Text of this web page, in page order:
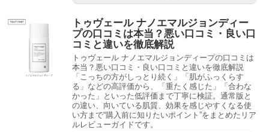
トゥヴェール ナノエマルジョンディー
プの口コミは本当？悪い口コミ・良い口
コミと違いを徹底解説
トゥヴェール ナノエマルジョンディープの口コミは
本当？悪い口コミ・良い口コミと違いを徹底解説
「こっちの方がしっとり続く」「肌がふっくらす
る」などの高評価から、「重たく感じた」「合わな
かった」といった低評価まで丁寧に検証。通常版と
の違い、向いている肌質、効果を感じやすくなる使
い方まで“購入前に知りたいポイント”をまとめたリア
ルレビューガイドです。